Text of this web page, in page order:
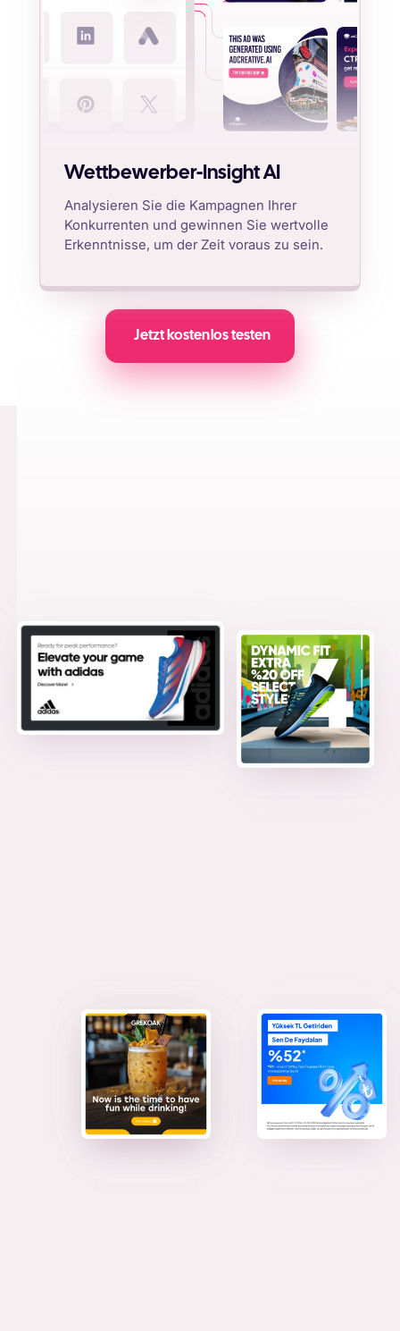
Wettbewerber-Insight AI
Analysieren Sie die Kampagnen Ihrer
Konkurrenten und gewinnen Sie wertvolle
Erkenntnisse, um der Zeit voraus zu sein.
Jetzt kostenlos testen